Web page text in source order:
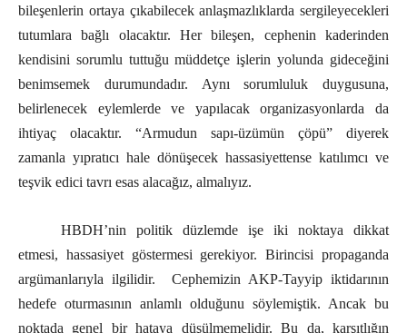
bileşenlerin ortaya çıkabilecek anlaşmazlıklarda sergileyecekleri
tutumlara bağlı olacaktır. Her bileşen, cephenin kaderinden
kendisini sorumlu tuttuğu müddetçe işlerin yolunda gideceğini
benimsemek durumundadır. Aynı sorumluluk duygusuna,
belirlenecek eylemlerde ve yapılacak organizasyonlarda da
ihtiyaç olacaktır. “Armudun sapı-üzümün çöpü” diyerek
zamanla yıpratıcı hale dönüşecek hassasiyettense katılımcı ve
teşvik edici tavrı esas alacağız, almalıyız.
HBDH’nin politik düzlemde işe iki noktaya dikkat
etmesi, hassasiyet göstermesi gerekiyor. Birincisi propaganda
argümanlarıyla ilgilidir. Cephemizin AKP-Tayyip iktidarının
hedefe oturmasının anlamlı olduğunu söylemiştik. Ancak bu
noktada genel bir hataya düşülmemelidir. Bu da, karşıtlığın